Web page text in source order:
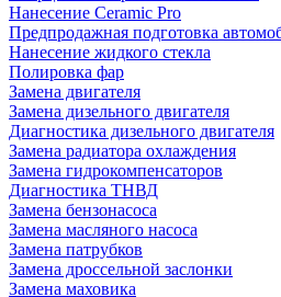
Нанесение Ceramic Pro
Предпродажная подготовка
Нанесение жидкого стекла
Полировка фар
Замена двигателя
Замена дизельного двигателя
Диагностика дизельного двигателя
Замена радиатора охлаждения
Замена гидрокомпенсаторов
Диагностика ТНВД
Замена бензонасоса
Замена масляного насоса
Замена патрубков
Замена дроссельной заслонки
Замена маховика